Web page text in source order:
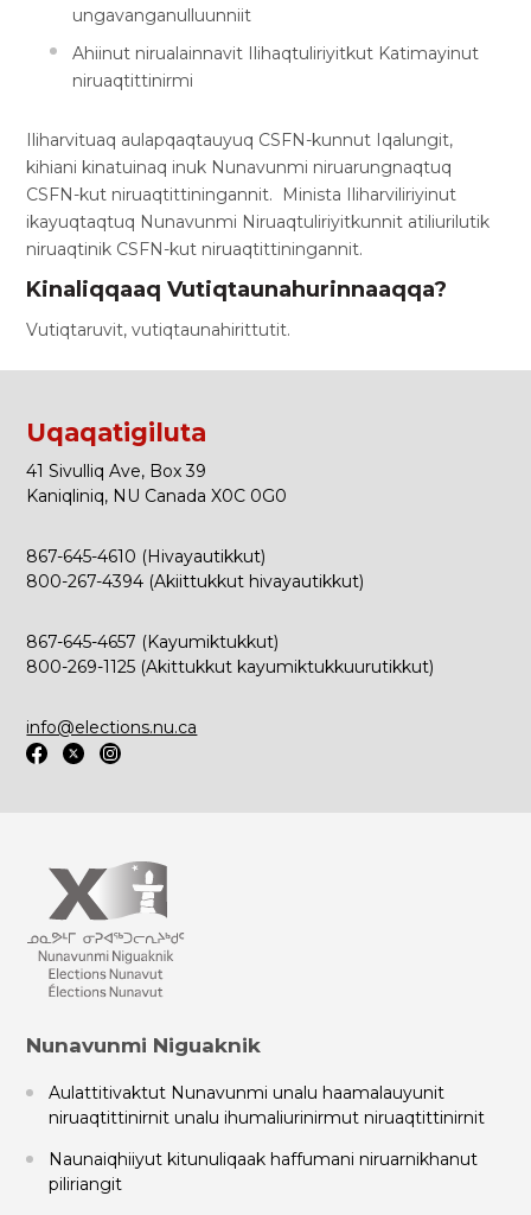
ungavanganulluunniit
Ahiinut nirualainnavit Ilihaqtuliriyitkut Katimayinut
niruaqtittinirmi
Iliharvituaq aulapqaqtauyuq CSFN-kunnut Iqalungit,
kihiani kinatuinaq inuk Nunavunmi niruarungnaqtuq
CSFN-kut niruaqtittiningannit. Minista Iliharviliriyinut
ikayuqtaqtuq Nunavunmi Niruaqtuliriyitkunnit atiliurilutik
niruaqtinik CSFN-kut niruaqtittiningannit.
Kinaliqqaaq Vutiqtaunahurinnaaqqa?
Vutiqtaruvit, vutiqtaunahirittutit.
Uqaqatigiluta
41 Sivulliq Ave, Box 39
Kaniqliniq, NU Canada X0C 0G0
867-645-4610 (Hivayautikkut)
800-267-4394 (Akiittukkut hivayautikkut)
867-645-4657 (Kayumiktukkut)
800-269-1125 (Akittukkut kayumiktukkuurutikkut)
info@elections.nu.ca
Nunavunmi Niguaknik
Aulattitivaktut Nunavunmi unalu haamalauyunit
niruaqtittinirnit unalu ihumaliurinirmut niruaqtittinirnit
Naunaiqhiiyut kitunuliqaak haffumani niruarnikhanut
piliriangit